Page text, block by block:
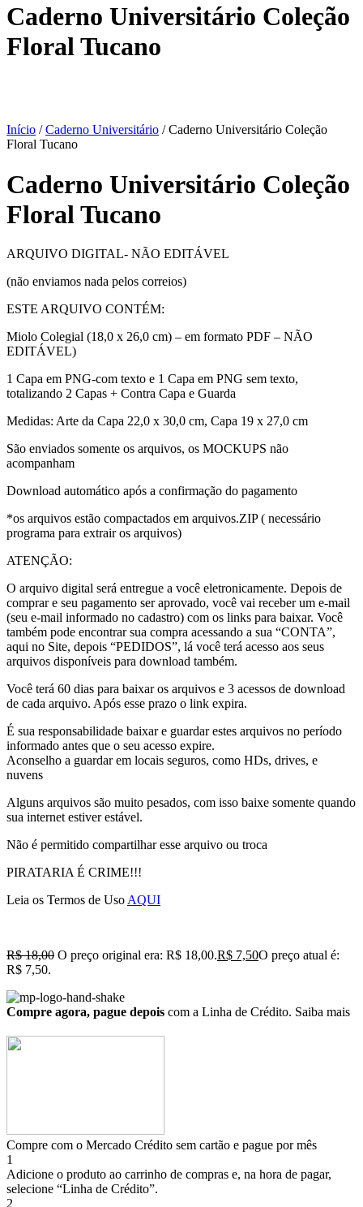
Caderno Universitário Coleção
Floral Tucano
Início /Caderno Universitário / Caderno Universitário Coleção
Floral Tucano
Caderno Universitário Coleção
Floral Tucano
ARQUIVO DIGITAL- NÃO EDITÁVEL
(não enviamos nada pelos correios)
ESTE ARQUIVO CONTÉM:
Miolo Colegial (18,0 x 26,0 cm) – em formato PDF – NÃO
EDITÁVEL)
1 Capa em PNG-com texto e 1 Capa em PNG sem texto,
totalizando 2 Capas + Contra Capa e Guarda
Medidas: Arte da Capa 22,0 x 30,0 cm, Capa 19 x 27,0 cm
São enviados somente os arquivos, os MOCKUPS não
acompanham
Download automático após a confirmação do pagamento
*os arquivos estão compactados em arquivos.ZIP ( necessário
programa para extrair os arquivos)
ATENÇÃO:
O arquivo digital será entregue a você eletronicamente. Depois de
comprar e seu pagamento ser aprovado, você vai receber um e-mail
(seu e-mail informado no cadastro) com os links para baixar. Você
também pode encontrar sua compra acessando a sua “CONTA”,
aqui no Site, depois “PEDIDOS”, lá você terá acesso aos seus
arquivos disponíveis para download também.
Você terá 60 dias para baixar os arquivos e 3 acessos de download
de cada arquivo. Após esse prazo o link expira.
É sua responsabilidade baixar e guardar estes arquivos no período
informado antes que o seu acesso expire.
Aconselho a guardar em locais seguros, como HDs, drives, e
nuvens
Alguns arquivos são muito pesados, com isso baixe somente quando
sua internet estiver estável.
Não é permitido compartilhar esse arquivo ou troca
PIRATARIA É CRIME!!!
Leia os Termos de Uso AQUI
R$18,00 O preço original era: R$ 18,00.R$ 7,50O preço atual é:
R$ 7,50.
Compre agora, pague depois com a Linha de Crédito. Saiba mais
Compre com o Mercado Crédito sem cartão e pague por mês
1
Adicione o produto ao carrinho de compras e, na hora de pagar,
selecione “Linha de Crédito”.
2